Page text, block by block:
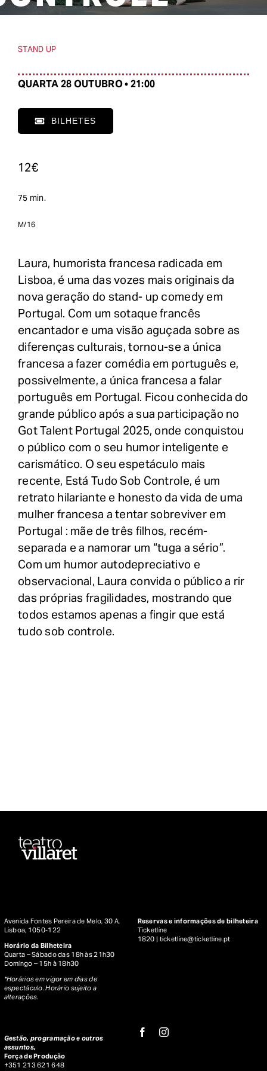
STAND UP
QUARTA 28 OUTUBRO • 21:00
BILHETES
12€
75 min.
M/16
Laura, humorista francesa radicada em
Lisboa, é uma das vozes mais originais da
nova geração do stand- up comedy em
Portugal. Com um sotaque francês
encantador e uma visão aguçada sobre as
diferenças culturais, tornou-se a única
francesa a fazer comédia em português e,
possivelmente, a única francesa a falar
português em Portugal. Ficou conhecida do
grande público após a sua participação no
Got Talent Portugal 2025, onde conquistou
o público com o seu humor inteligente e
carismático. O seu espetáculo mais
recente, Está Tudo Sob Controle, é um
retrato hilariante e honesto da vida de uma
mulher francesa a tentar sobreviver em
Portugal : mãe de três filhos, recém-
separada e a namorar um “tuga a sério”.
Com um humor autodepreciativo e
observacional, Laura convida o público a rir
das próprias fragilidades, mostrando que
todos estamos apenas a fingir que está
tudo sob controle.
Avenida Fontes Pereira de Melo, 30 A,
Lisboa, 1050-122
Horário da Bilheteira
Quarta – Sábado das 18h às 21h30
Domingo – 15h à 18h30
*Horários em vigor em dias de
espectáculo. Horário sujeito a
alterações.
Reservas e informações de bilheteira
Ticketline
1820 | ticketline@ticketline.pt
Gestão, programação e outros
assuntos,
Força de Produção
+351 213 621 648